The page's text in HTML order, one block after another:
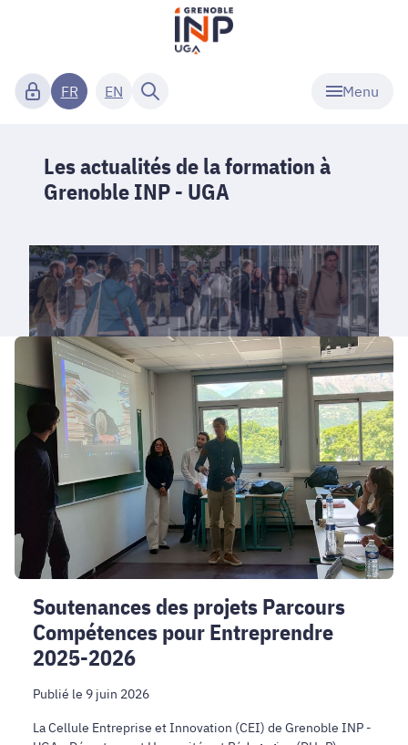
Menu
FR EN
Les actualités de la formation à
Grenoble INP - UGA
Soutenances
projets
Parcours
Compétences
pour
Entreprendre
2025-
2026
Soutenances des projets Parcours
Compétences pour Entreprendre
2025-2026
Publié le 9 juin 2026
La Cellule Entreprise et Innovation (CEI) de Grenoble INP -